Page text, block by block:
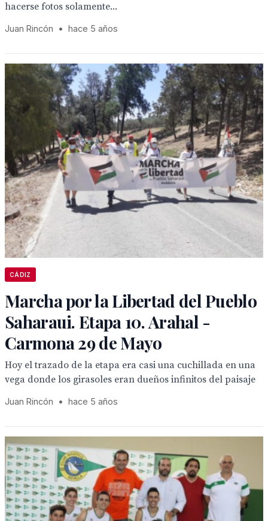
hacerse fotos solamente...
Juan Rincón • hace 5 años
CÁDIZ
Marcha por la Libertad del Pueblo
Saharaui. Etapa 10. Arahal -
Carmona 29 de Mayo
Hoy el trazado de la etapa era casi una cuchillada en una
vega donde los girasoles eran dueños infinitos del paisaje
Juan Rincón • hace 5 años